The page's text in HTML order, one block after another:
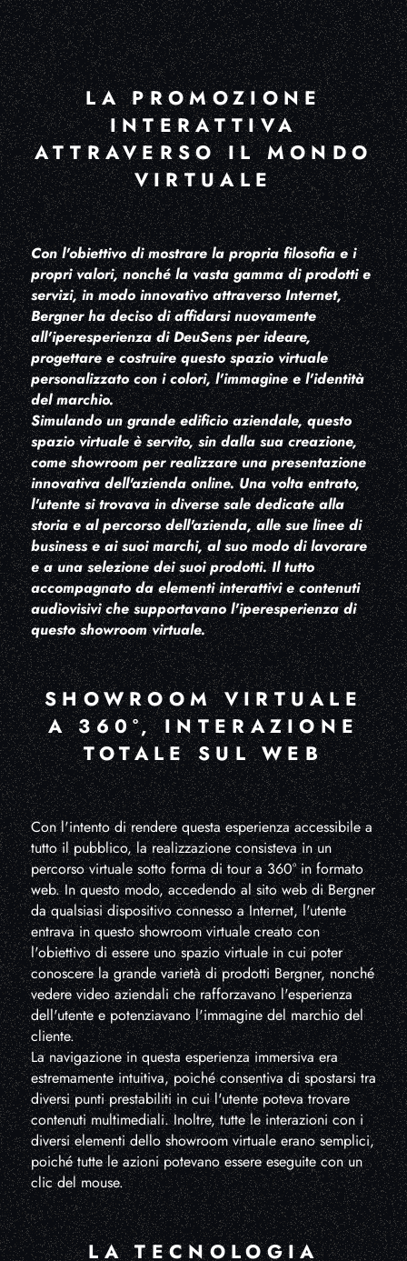
LA PROMOZIONE
INTERATTIVA
ATTRAVERSO IL MONDO
VIRTUALE
Con l'obiettivo di mostrare la propria filosofia e i
propri valori, nonché la vasta gamma di prodotti e
servizi, in modo innovativo attraverso Internet,
Bergner ha deciso di affidarsi nuovamente
all'iperesperienza di DeuSens per ideare,
progettare e costruire questo spazio virtuale
personalizzato con i colori, l'immagine e l'identità
del marchio.
Simulando un grande edificio aziendale, questo
spazio virtuale è servito, sin dalla sua creazione,
come showroom per realizzare una presentazione
innovativa dell'azienda online. Una volta entrato,
l'utente si trovava in diverse sale dedicate alla
storia e al percorso dell'azienda, alle sue linee di
business e ai suoi marchi, al suo modo di lavorare
e a una selezione dei suoi prodotti. Il tutto
accompagnato da elementi interattivi e contenuti
audiovisivi che supportavano l'iperesperienza di
questo showroom virtuale.
SHOWROOM VIRTUALE
A 360°, INTERAZIONE
TOTALE SUL WEB
Con l'intento di rendere questa esperienza accessibile a
tutto il pubblico, la realizzazione consisteva in un
percorso virtuale sotto forma di tour a 360° in formato
web. In questo modo, accedendo al sito web di Bergner
da qualsiasi dispositivo connesso a Internet, l'utente
entrava in questo showroom virtuale creato con
l'obiettivo di essere uno spazio virtuale in cui poter
conoscere la grande varietà di prodotti Bergner, nonché
vedere video aziendali che rafforzavano l'esperienza
dell'utente e potenziavano l'immagine del marchio del
cliente.
La navigazione in questa esperienza immersiva era
estremamente intuitiva, poiché consentiva di spostarsi tra
diversi punti prestabiliti in cui l'utente poteva trovare
contenuti multimediali. Inoltre, tutte le interazioni con i
diversi elementi dello showroom virtuale erano semplici,
poiché tutte le azioni potevano essere eseguite con un
clic del mouse.
LA TECNOLOGIA